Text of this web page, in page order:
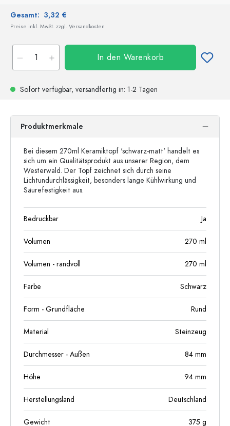
Gesamt: 3,32 €
Preise inkl. MwSt. zzgl. Versandkosten
In den Warenkorb
Sofort verfügbar, versandfertig in: 1-2 Tagen
Produktmerkmale
Bei diesem 270ml Keramiktopf 'schwarz-matt' handelt es
sich um ein Qualitätsprodukt aus unserer Region, dem
Westerwald. Der Topf zeichnet sich durch seine
Lichtundurchlässigkeit, besonders lange Kühlwirkung und
Säurefestigkeit aus.
Bedruckbar Ja
Volumen 270 ml
Volumen - randvoll 270 ml
Farbe Schwarz
Form - Grundfläche Rund
Material Steinzeug
Durchmesser - Außen 84 mm
Höhe 94 mm
Herstellungsland Deutschland
Gewicht 375 g